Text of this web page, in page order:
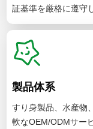
証基準を厳格に遵守
製品体系
すり身製品、水産物
軟なOEM/ODMサー